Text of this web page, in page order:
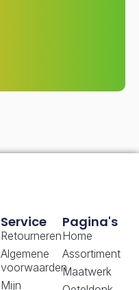
Pagina's
Home
Assortiment
Maatwerk
Service
Retourneren
Algemene
voorwaarden
Mijn